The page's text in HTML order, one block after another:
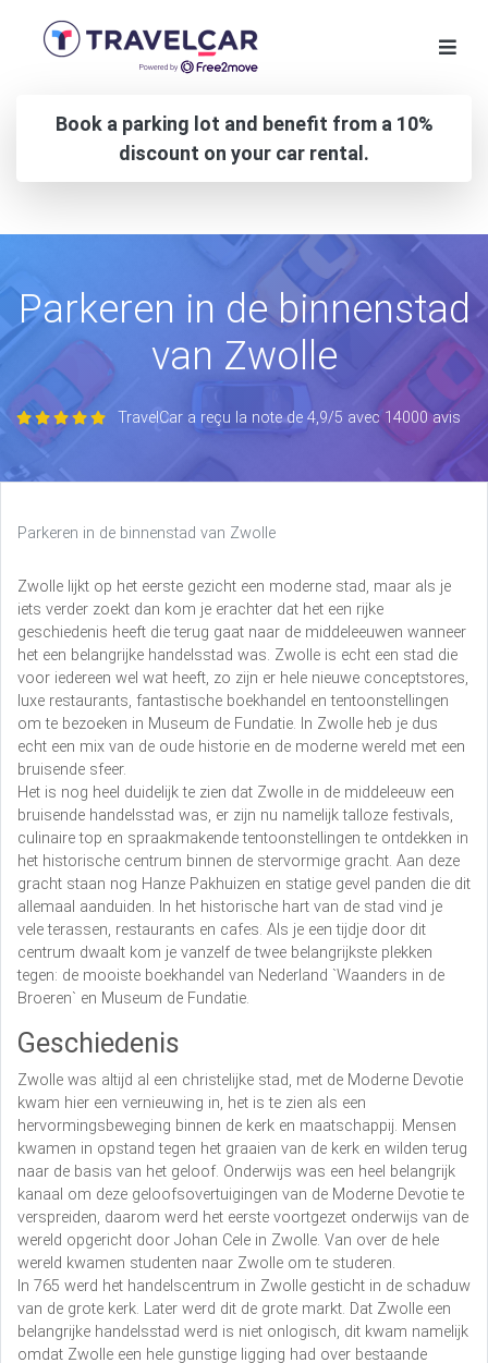
Book a parking lot and benefit from a 10%
discount on your car rental.
Parkeren in de binnenstad
van Zwolle
TravelCar a reçu la note de 4,9/5 avec 14000 avis
Parkeren in de binnenstad van Zwolle
Zwolle lijkt op het eerste gezicht een moderne stad, maar als je
iets verder zoekt dan kom je erachter dat het een rijke
geschiedenis heeft die terug gaat naar de middeleeuwen wanneer
het een belangrijke handelsstad was. Zwolle is echt een stad die
voor iedereen wel wat heeft, zo zijn er hele nieuwe conceptstores,
luxe restaurants, fantastische boekhandel en tentoonstellingen
om te bezoeken in Museum de Fundatie. In Zwolle heb je dus
echt een mix van de oude historie en de moderne wereld met een
bruisende sfeer.
Het is nog heel duidelijk te zien dat Zwolle in de middeleeuw een
bruisende handelsstad was, er zijn nu namelijk talloze festivals,
culinaire top en spraakmakende tentoonstellingen te ontdekken in
het historische centrum binnen de stervormige gracht. Aan deze
gracht staan nog Hanze Pakhuizen en statige gevel panden die dit
allemaal aanduiden. In het historische hart van de stad vind je
vele terassen, restaurants en cafes. Als je een tijdje door dit
centrum dwaalt kom je vanzelf de twee belangrijkste plekken
tegen: de mooiste boekhandel van Nederland `Waanders in de
Broeren` en Museum de Fundatie.
Geschiedenis
Zwolle was altijd al een christelijke stad, met de Moderne Devotie
kwam hier een vernieuwing in, het is te zien als een
hervormingsbeweging binnen de kerk en maatschappij. Mensen
kwamen in opstand tegen het graaien van de kerk en wilden terug
naar de basis van het geloof. Onderwijs was een heel belangrijk
kanaal om deze geloofsovertuigingen van de Moderne Devotie te
verspreiden, daarom werd het eerste voortgezet onderwijs van de
wereld opgericht door Johan Cele in Zwolle. Van over de hele
wereld kwamen studenten naar Zwolle om te studeren.
In 765 werd het handelscentrum in Zwolle gesticht in de schaduw
van de grote kerk. Later werd dit de grote markt. Dat Zwolle een
belangrijke handelsstad werd is niet onlogisch, dit kwam namelijk
omdat Zwolle een hele gunstige ligging had over bestaande